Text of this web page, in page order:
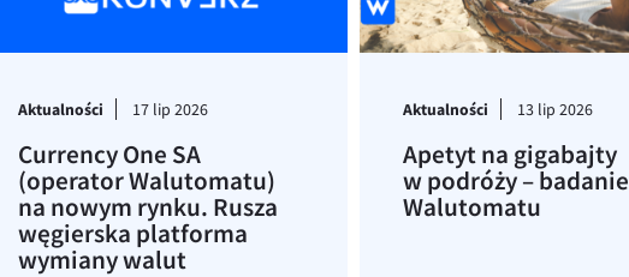
Aktualności 17 lip 2026
Currency One SA
(operator Walutomatu)
na nowym rynku. Rusza
węgierska platforma
wymiany walut
Aktualności 13 lip 2026
Apetyt na gigabajty
w podróży – badanie
Walutomatu